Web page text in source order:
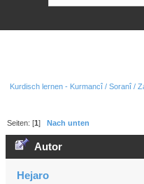
Kurdisch lernen - Kurmancî / Soranî /
Seiten: [1]Nach unten
Autor
Hejaro